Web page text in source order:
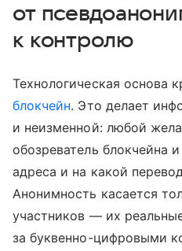
от
к контролю
Технологическая основа
блокчейн. Это делает
и неизменной: любой
обозреватель блокчейна
адреса и на какой
Анонимность касается
участников — их
за буквенно-цифровыми